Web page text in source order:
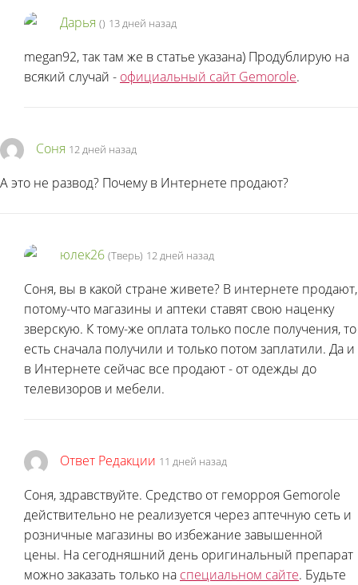
Дарья () 13 дней назад
megan92, так там же в статье указана) Продублирую на
всякий случай - официальный сайт Gemorole.
Соня 12 дней назад
А это не развод? Почему в Интернете продают?
юлек26 (Тверь) 12 дней назад
Соня, вы в какой стране живете? В интернете продают,
потому-что магазины и аптеки ставят свою наценку
зверскую. К тому-же оплата только после получения, то
есть сначала получили и только потом заплатили. Да и
в Интернете сейчас все продают - от одежды до
телевизоров и мебели.
Ответ Редакции 11 дней назад
Соня, здравствуйте. Средство от геморроя Gemorole
действительно не реализуется через аптечную сеть и
розничные магазины во избежание завышенной
цены. На сегодняшний день оригинальный препарат
можно заказать только на специальном сайте. Будьте